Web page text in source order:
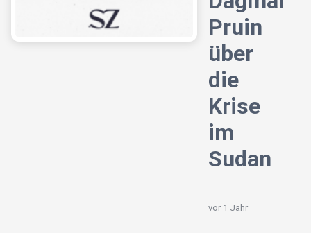
Pruin
über
die
Krise
im
Sudan
vor 1 Jahr